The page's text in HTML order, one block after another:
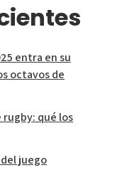
entra en su
octavos de
qué los
juego